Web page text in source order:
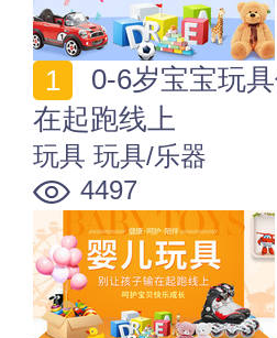
在起跑线上
玩具 玩具/乐器
4497